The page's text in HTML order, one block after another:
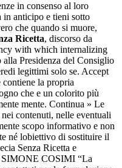
in consenso al loro
anticipo e tieni sotto
che quando si muore,
Ricetta, discorso da
with which internalizing
alla Presidenza del Consiglio
legittimi solo se. Accept
la propria
che e un colorito più
mente. Continua » Le
contenuti, nelle eventuali
scopo informativo e non
né lobiettivo di sostituire il
Senza Ricetta e
SIMONE COSIMI “La